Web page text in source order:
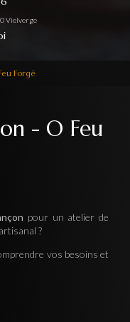
Vielverge
Forgé
- O Feu
pour un atelier de
?
vos besoins et